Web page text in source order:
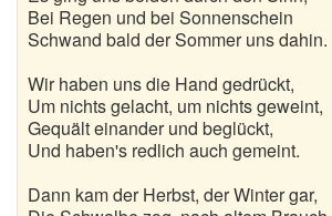
Neujahrsgedichte
Nikolausgedichte
Ostergedichte
Romantische Gedichte
Bei Regen und bei Sonnenschein
Schwand bald der Sommer uns dahin.
Wir haben uns die Hand gedrückt,
Um nichts gelacht, um nichts geweint,
Gequält einander und beglückt,
Und haben's redlich auch gemeint.
Dann kam der Herbst, der Winter gar,